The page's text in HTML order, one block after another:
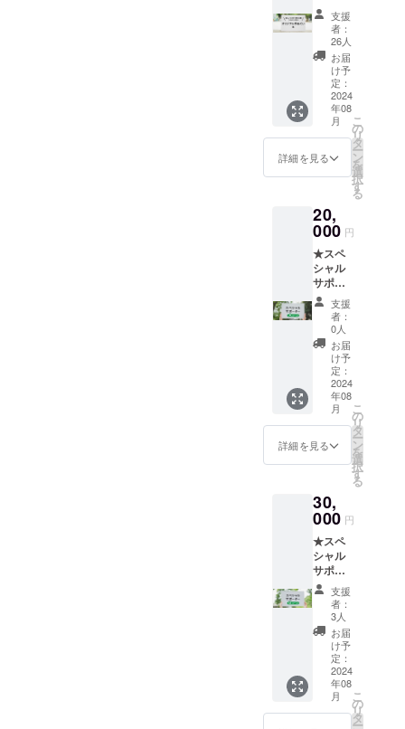
谷区広
尾1-15-
2 エビ
ストメ
キチビ
ルB1(あ
か牛精
肉販売
所内) 営
間：
木・金
14:30(L
.O14:00
)都合に
より休
みにな
る場合
があり
ます。
営業情
報は
SNSを
ご覧く
ださい
（X：
@spice
y、
instagr
125、
facebo
ok：＠
Spice１
２５)
からの
御礼
メッ
セージ
動画(約
3分／
メー
ル：視
聴URL
送付) ●
オンラ
の視聴
(約75分
ル：視
聴URL
送付。
期間限
定配
信：
2024年
10月1日
~12月
31日) ●
稽古
場‟裏″
日誌
(メー
非公開
ページ
URLを
送付)
リジナ
ル手ぬ
ぐい(画
像のて
ぬぐい
に“ツカ
キン
2024”
と名入
れ。て
ぬぐい
サイズ
在庫に
よりデ
ザイン
が変更
になる
場合が
ござい
ます。
★HPと
会場内
にお名
前を掲
示：備
考欄に
掲示す
る支援
者様の
い 【掲
示期
HP：
ページ
が存続
する限
り／会
場内：8
月23日
＠古木
里庫、
24日＠
かまぼ
こ音楽
堂、25
支援
者：
26人
お届
け予
定：
2024
年08
月
詳細を見る
こ
の
リ
タ
ー
ン
を
選
択
す
る
20,
000 円
★スペ
シャル
サポー
ターと
して公
演時に
お名前
を読み
上げる
(会場内
に掲示
したお
名前)
ーーー
ーー ●
こっ
ちゃん
からの
御礼
メッ
セージ
動画(約
3分／
メー
ル：視
聴URL
送付) ●
オンラ
インに
よる公
演映像
支援
者：
0人
お届
け予
定：
2024
年08
月
詳細を見る
こ
の
リ
タ
ー
ン
を
選
択
す
る
30,
000 円
★スペ
シャル
サポー
ターと
して配
信映像
のエン
ドロー
ルにお
名前を
掲載
ーーー
ーー ●
支援
者：
3人
お届
け予
定：
2024
年08
月
こ
の
リ
タ
ー